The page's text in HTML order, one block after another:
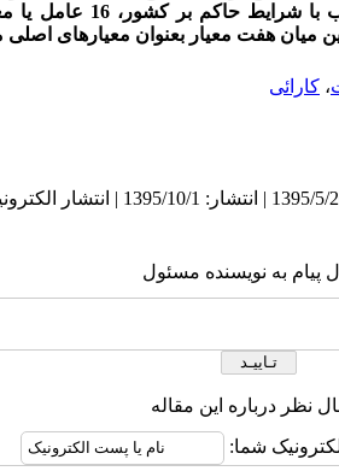
مشارکت داشته‌اند و نتایج
میان هفت معیار بعنوان معیارهای
، کارائی
پیام به نویسنده مسئول
نظر درباره این مقاله
شما: